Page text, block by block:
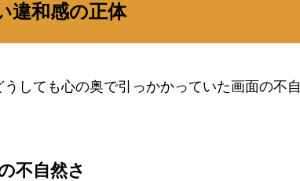
違和感の正体
しても心の奥で引っかかっていた画面の不自
不自然さ